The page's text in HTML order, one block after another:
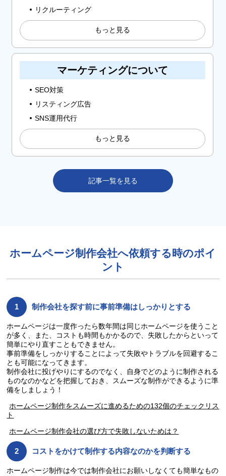
リクルーティング
もっと見る
マーケティングについて
SEO対策
リスティング広告
SNS運用代行
もっと見る
記事一覧を見る
ホームページ制作会社へ依頼する時のポイ
ント
制作会社を探す前に事前準備はしっかりとする
ホームページは一度作ったら数年間は同じホームページを使うこと
が多く、また、コストも時間もかかるので、失敗したからといって
簡単にやり直すこともできません。
事前準備をしっかりすることによって失敗やトラブルを回避するこ
とも可能になってきます。
制作会社に投げやりにするのでなく、自身でどのように制作される
ものなのかなどを把握しておき、スムーズな制作ができるように準
備をしましょう！
ホームページ制作をスムーズに進めるための132個のチェックリス
ト
ホームページ制作会社の選び方で失敗しないためは？
コストをかけて制作する内容なのかを判断する
ホームページ制作は今では制作会社にお願いしなくても簡単なもの